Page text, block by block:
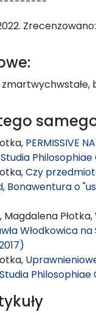
PERMISSIVE
Studia Philosophiae
Czy
Bonawentura o
Płotka,
Włodkowica
Studia Philosophiae